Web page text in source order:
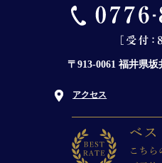
〒913-0061 福井県
アクセス